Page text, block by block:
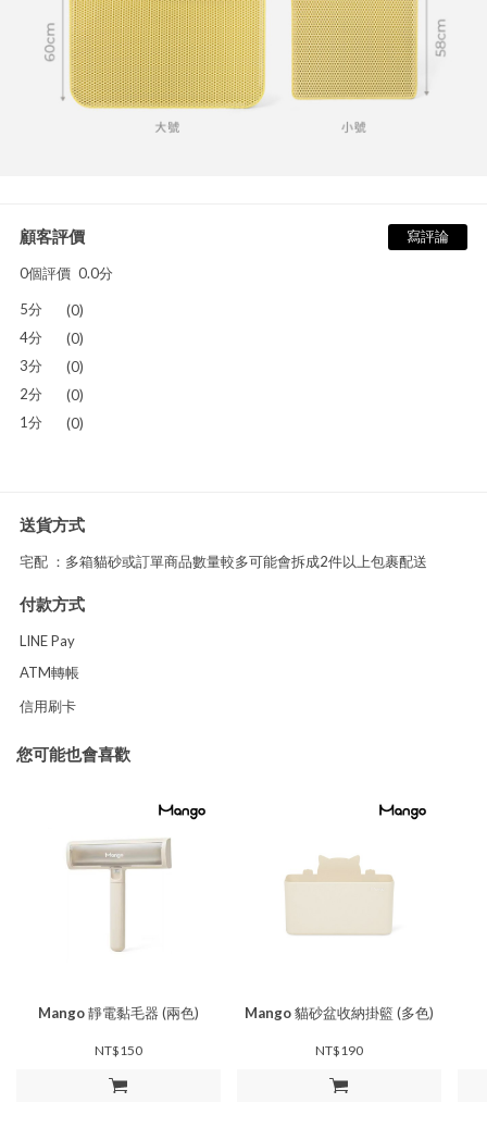
顧客評價
0個評價 0.0分
寫評論
5分
(0)
4分
(0)
3分
(0)
2分
(0)
1分
(0)
送貨方式
宅配 ：多箱貓砂或訂單商品數量較多可能會拆成2件以上包裹配送
付款方式
LINE Pay
ATM轉帳
信用刷卡
您可能也會喜歡
加入購物車
Mango靜電黏毛器 (兩色)
NT$150
加入購物車
Mango 貓砂盆收納掛籃 (多色)
NT$190